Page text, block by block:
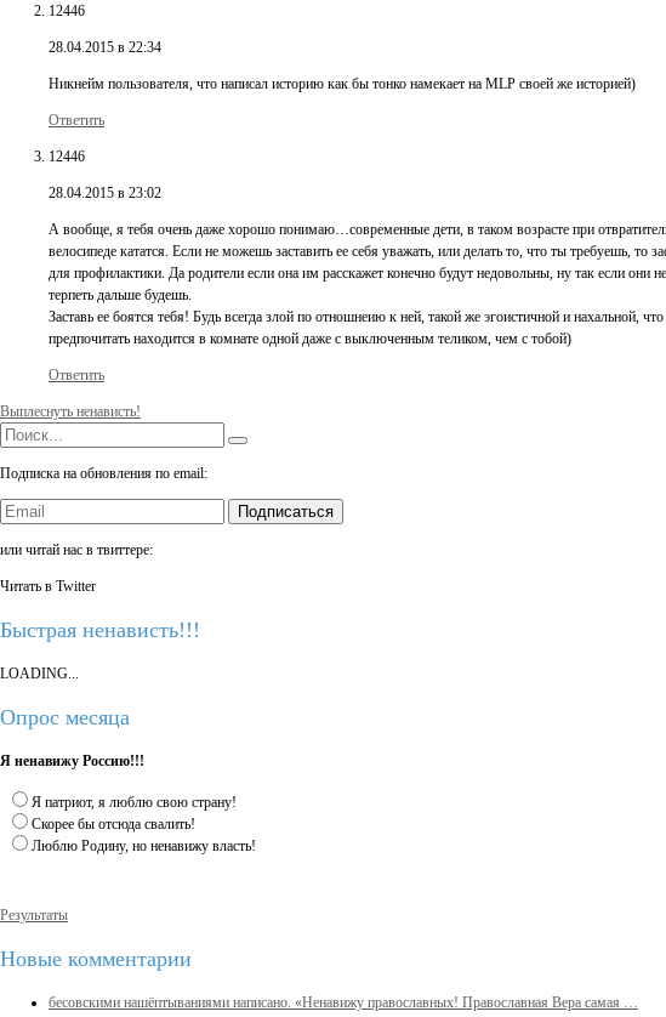
12446
28.04.2015 в 22:34
Никнейм пользователя, что написал историю как бы тонко намекает на MLP своей же историей)
Ответить
12446
28.04.2015 в 23:02
А вообще, я тебя очень даже хорошо понимаю…современные дети, в таком возрасте при
велосипеде кататся. Если не можешь заставить ее себя уважать, или делать то, что ты требуешь, то
для профилактики. Да родители если она им расскажет конечно будут недовольны, ну так если они
терпеть дальше будешь.
Заставь ее боятся тебя! Будь всегда злой по отношнеию к ней, такой же эгоистичной и нахальной,
предпочитать находится в комнате одной даже с выключенным теликом, чем с тобой)
Ответить
Выплеснуть ненависть!
Подписка на обновления по email:
Подписаться
или читай нас в твиттере:
Читать в Twitter
Быстрая ненависть!!!
LOADING...
Опрос месяца
Я ненавижу Россию!!!
Я патриот, я люблю свою страну!
Скорее бы отсюда свалить!
Люблю Родину, но ненавижу власть!
Результаты
Новые комментарии
бесовскими нашёптываниями написано. «Ненавижу православных! Православная Вера самая …